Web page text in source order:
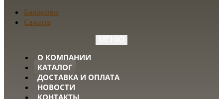
Балаково
Самара
О КОМПАНИИ
КАТАЛОГ
ДОСТАВКА И ОПЛАТА
НОВОСТИ
КОНТАКТЫ